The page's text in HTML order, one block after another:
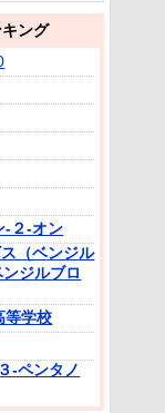
ング
２‐オン
ス（ベンジル
ジルブロ
等学校
‐ペンタノ